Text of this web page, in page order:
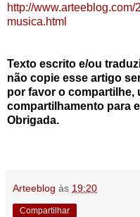
http://
musica.html
Texto escrito e/ou
não copie esse artigo
por favor o compartilhe,
compartilhamento para
Obrigada.
Arteeblog às 19:20
Compartilhar